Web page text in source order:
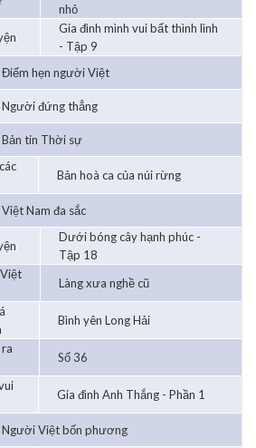
nhỏ
Gia đình mình vui bất thình lình
- Tập 9
Điểm hẹn người Việt
Người đứng thẳng
Bản tin Thời sự
Bản hoà ca của núi rừng
Việt Nam đa sắc
Dưới bóng cây hạnh phúc -
Tập 18
Làng xưa nghề cũ
Bình yên Long Hải
Số 36
Gia đình Anh Thắng - Phần 1
Người Việt bốn phương